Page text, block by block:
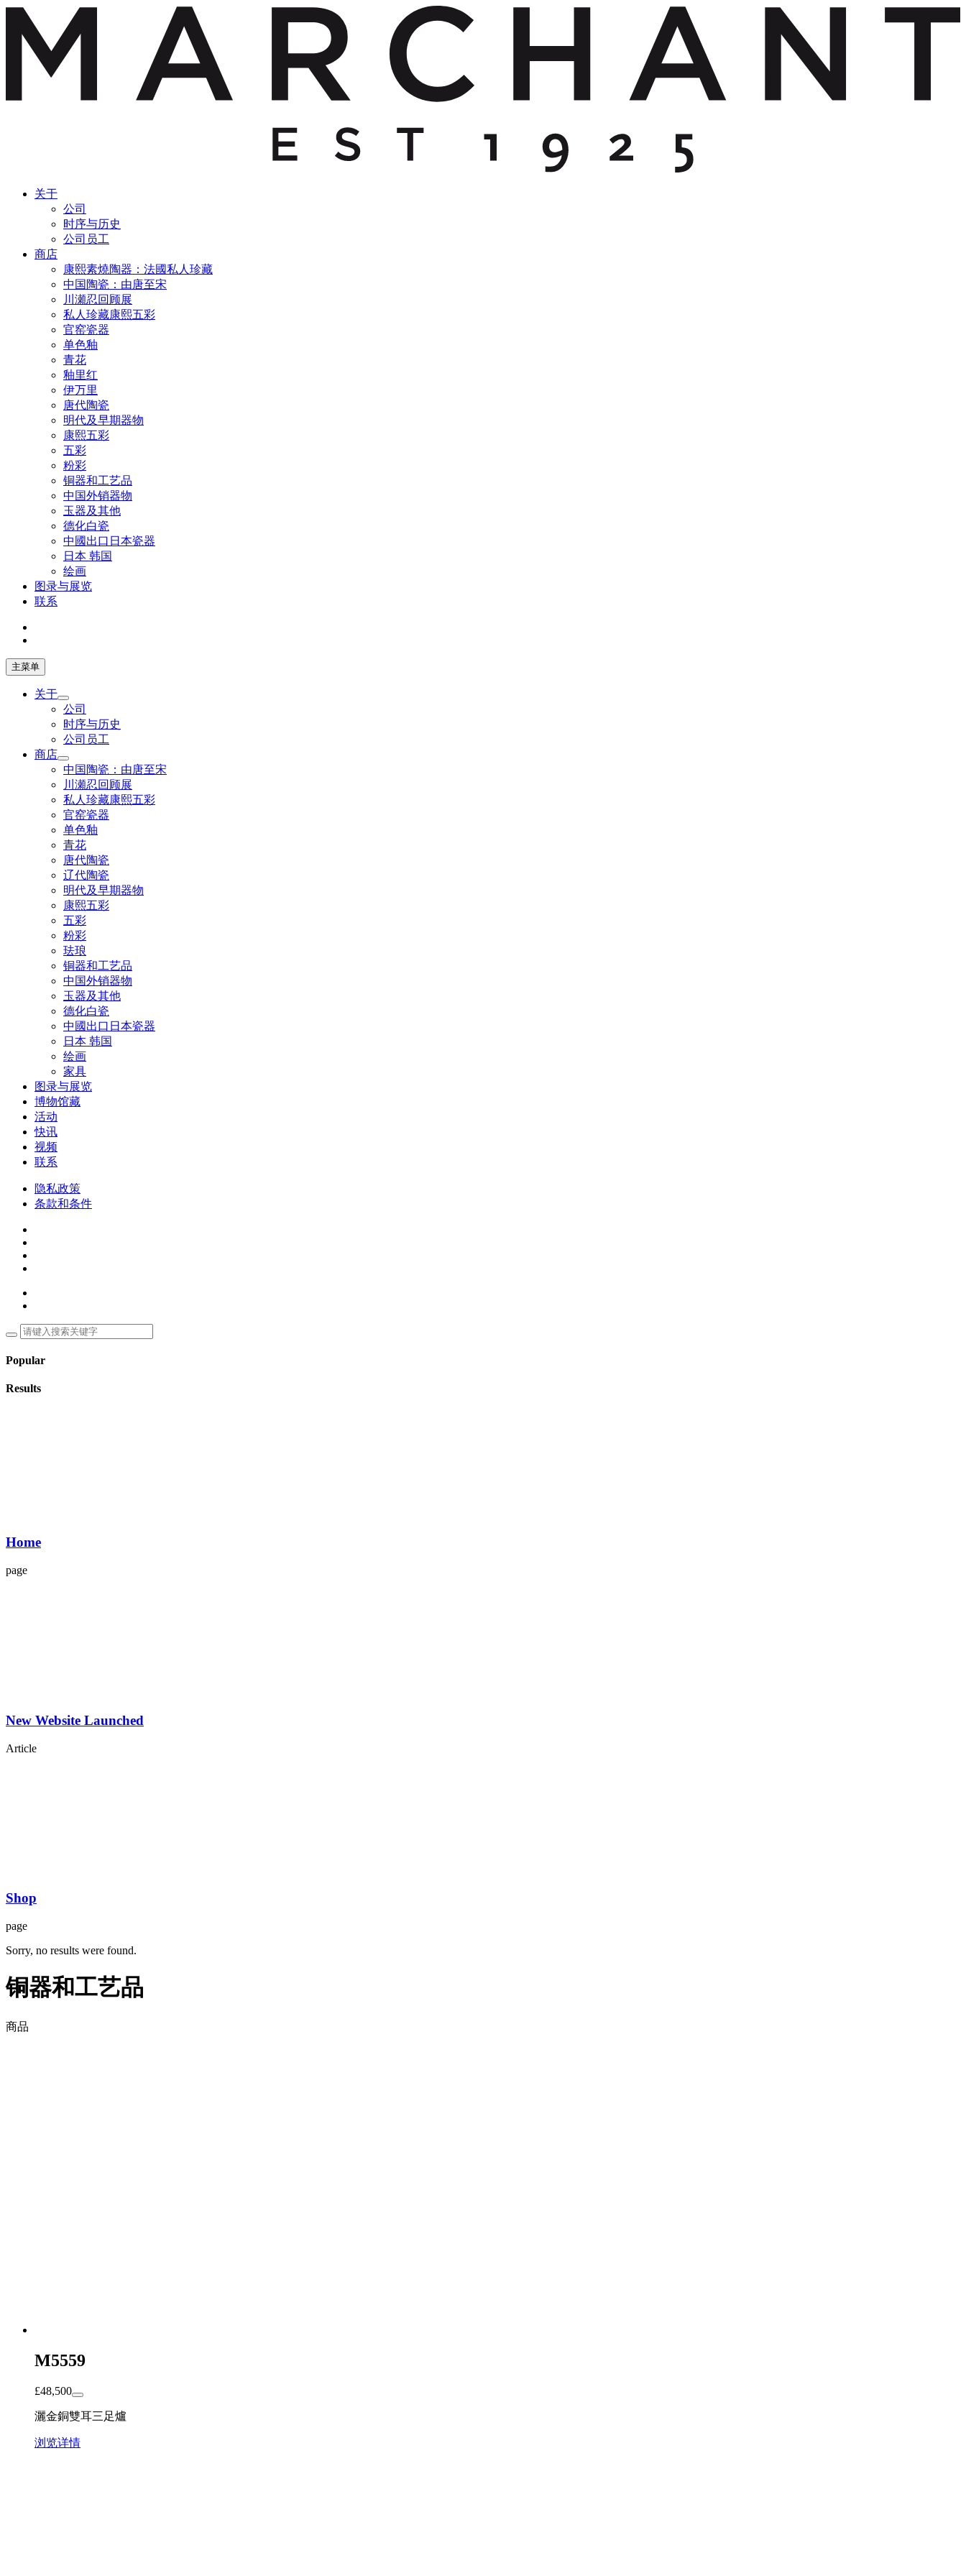
关于
公司
时序与历史
公司员工
商店
康熙素燒陶器：法國私人珍藏
中国陶瓷：由唐至宋
川瀬忍回顾展
私人珍藏康熙五彩
官窑瓷器
单色釉
青花
釉里红
伊万里
唐代陶瓷
明代及早期器物
康熙五彩
五彩
粉彩
铜器和工艺品
中国外销器物
玉器及其他
德化白瓷
中國出口日本瓷器
日本 韩国
绘画
图录与展览
联系
主菜单
关于
公司
时序与历史
公司员工
商店
中国陶瓷：由唐至宋
川瀬忍回顾展
私人珍藏康熙五彩
官窑瓷器
单色釉
青花
唐代陶瓷
辽代陶瓷
明代及早期器物
康熙五彩
五彩
粉彩
珐琅
铜器和工艺品
中国外销器物
玉器及其他
德化白瓷
中國出口日本瓷器
日本 韩国
绘画
家具
图录与展览
博物馆藏
活动
快讯
视频
联系
隐私政策
条款和条件
Popular
Results
Home
page
New Website Launched
Article
Shop
page
Sorry, no results were found.
铜器和工艺品
商品
M5559
£48,500
灑金銅雙耳三足爐
浏览详情